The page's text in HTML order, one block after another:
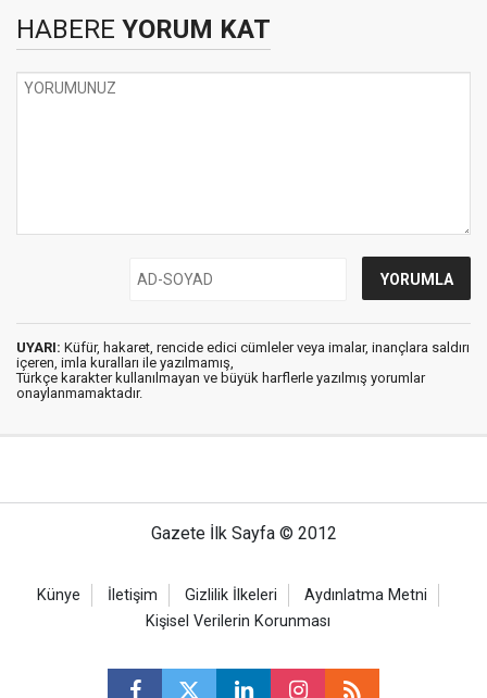
HABERE YORUM KAT
UYARI: Küfür, hakaret, rencide edici cümleler veya imalar, inançlara saldırı
içeren, imla kuralları ile yazılmamış,
Türkçe karakter kullanılmayan ve büyük harflerle yazılmış yorumlar
onaylanmamaktadır.
Gazete İlk Sayfa © 2012
Künye İletişim Gizlilik İlkeleri
Aydınlatma Metni
Kişisel Verilerin Korunması